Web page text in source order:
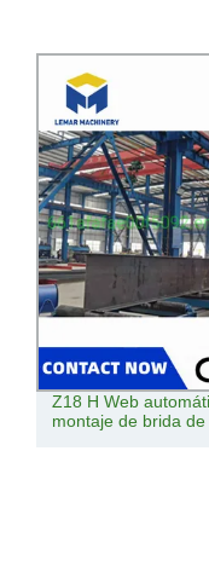
Z18 H Web
montaje de brida